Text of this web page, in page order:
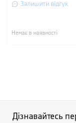
Залишити відгук
Немає в наявності
Дізнавайтесь